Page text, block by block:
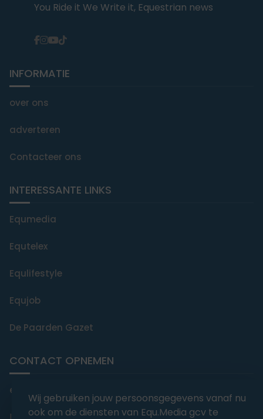
You Ride it We Write it, Equestrian news
INFORMATIE
over ons
adverteren
Contacteer ons
INTERESSANTE LINKS
Equmedia
Equtelex
Equlifestyle
Equjob
De Paarden Gazet
CONTACT OPNEMEN
editorial@equmedia.be
Wij gebruiken jouw persoonsgegevens vanaf nu
ook om de diensten van Equ.Media gcv te